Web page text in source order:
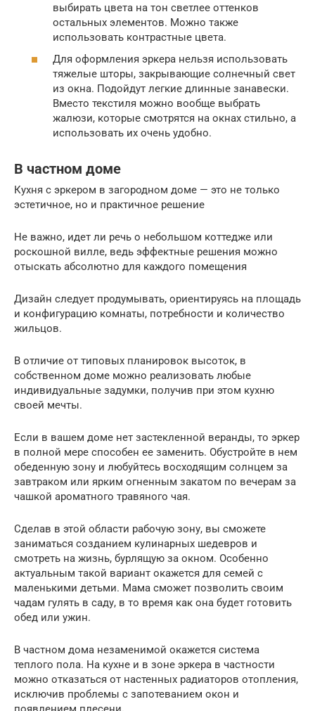
выбирать цвета на тон светлее оттенков
остальных элементов. Можно также
использовать контрастные цвета.
Для оформления эркера нельзя использовать
тяжелые шторы, закрывающие солнечный свет
из окна. Подойдут легкие длинные занавески.
Вместо текстиля можно вообще выбрать
жалюзи, которые смотрятся на окнах стильно, а
использовать их очень удобно.
В частном доме
Кухня с эркером в загородном доме — это не только
эстетичное, но и практичное решение
Не важно, идет ли речь о небольшом коттедже или
роскошной вилле, ведь эффектные решения можно
отыскать абсолютно для каждого помещения
Дизайн следует продумывать, ориентируясь на площадь
и конфигурацию комнаты, потребности и количество
жильцов.
В отличие от типовых планировок высоток, в
собственном доме можно реализовать любые
индивидуальные задумки, получив при этом кухню
своей мечты.
Если в вашем доме нет застекленной веранды, то эркер
в полной мере способен ее заменить. Обустройте в нем
обеденную зону и любуйтесь восходящим солнцем за
завтраком или ярким огненным закатом по вечерам за
чашкой ароматного травяного чая.
Сделав в этой области рабочую зону, вы сможете
заниматься созданием кулинарных шедевров и
смотреть на жизнь, бурлящую за окном. Особенно
актуальным такой вариант окажется для семей с
маленькими детьми. Мама сможет позволить своим
чадам гулять в саду, в то время как она будет готовить
обед или ужин.
В частном дома незаменимой окажется система
теплого пола. На кухне и в зоне эркера в частности
можно отказаться от настенных радиаторов отопления,
исключив проблемы с запотеванием окон и